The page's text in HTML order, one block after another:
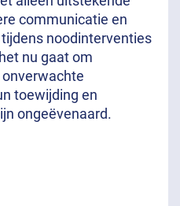
communicatie en
noodinterventies
nu gaat om
toewijding en
ongeëvenaard.